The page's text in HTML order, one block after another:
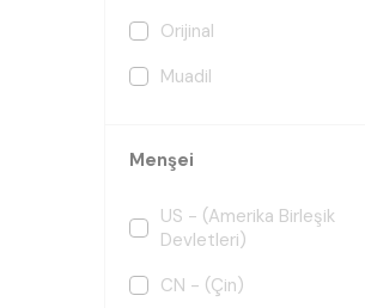
Orijinal
Muadil
Menşei
US - (Amerika Birleşik
Devletleri)
CN - (Çin)